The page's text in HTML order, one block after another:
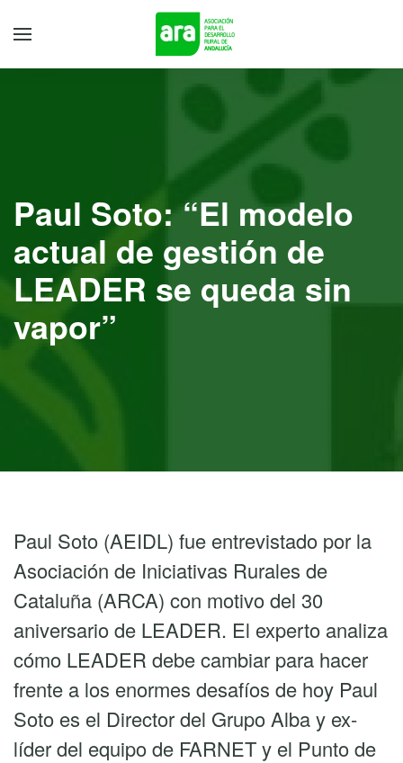
Paul Soto: “El modelo
actual de gestión de
LEADER se queda sin
vapor”
Paul Soto (AEIDL) fue entrevistado por la
Asociación de Iniciativas Rurales de
Cataluña (ARCA) con motivo del 30
aniversario de LEADER. El experto analiza
cómo LEADER debe cambiar para hacer
frente a los enormes desafíos de hoy Paul
Soto es el Director del Grupo Alba y ex-
líder del equipo de FARNET y el Punto de